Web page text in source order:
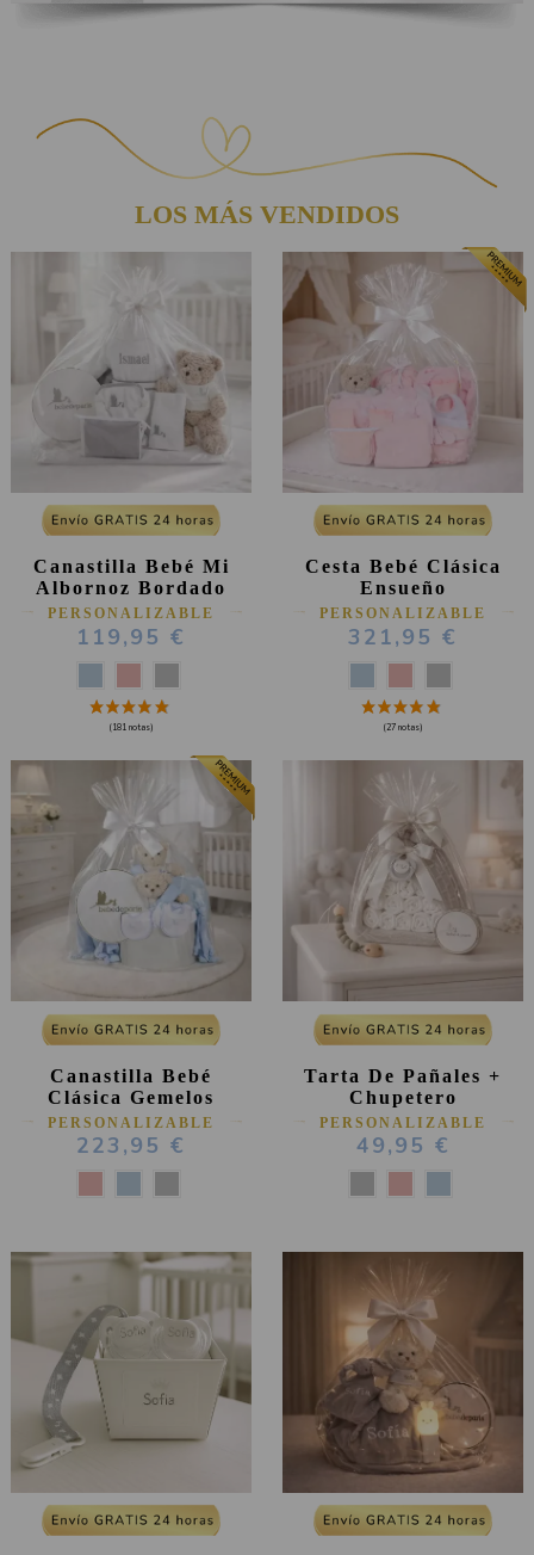
LOS MÁS VENDIDOS
Canastilla Bebé Mi
Albornoz Bordado
PERSONALIZABLE
119,95 €
Cesta Bebé Clásica
Ensueño
PERSONALIZABLE
321,95 €
Canastilla Bebé
Clásica Gemelos
PERSONALIZABLE
223,95 €
Tarta De Pañales +
Chupetero
PERSONALIZABLE
49,95 €